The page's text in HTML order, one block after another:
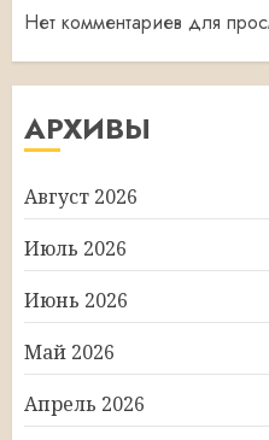
Нет комментариев для
АРХИВЫ
Август 2026
Июль 2026
Июнь 2026
Май 2026
Апрель 2026